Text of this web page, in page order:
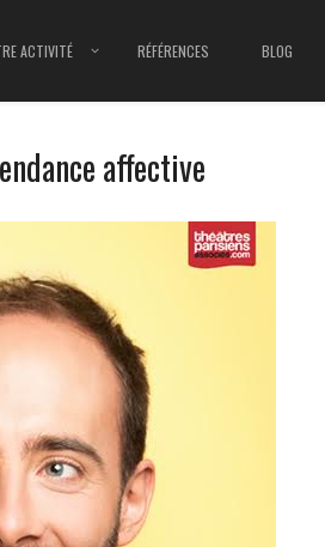
ACTIVITÉ RÉFÉRENCES BLOG
affective